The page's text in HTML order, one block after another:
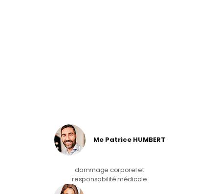
Me Patrice HUMBERT
dommage corporel et
responsabilité médicale